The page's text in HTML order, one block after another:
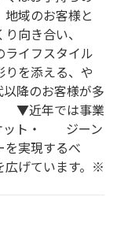
域のお客様と
り向き合い、
イフスタイル
を添える、や
降のお客様が多
▼近年では事業
ット・ ジーン
を実現するべ
げています。※